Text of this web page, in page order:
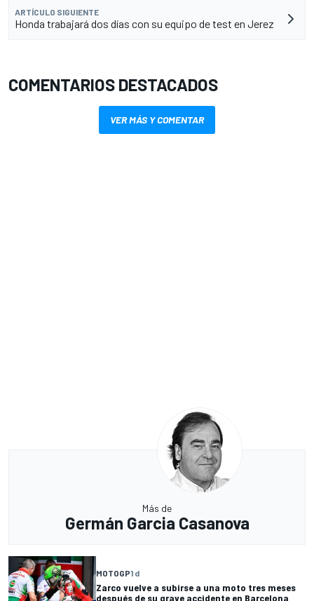
ARTÍCULO SIGUIENTE
Honda trabajará dos días con su equipo de test en Jerez
COMENTARIOS DESTACADOS
VER MÁS Y COMENTAR
Más de
Germán Garcia Casanova
MOTOGP1 d
Zarco vuelve a subirse a una moto tres meses
después de su grave accidente en Barcelona